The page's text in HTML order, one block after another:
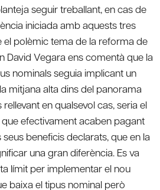
seguir treballant, en cas de
iniciada amb aquests tres
el polèmic tema de la reforma de
David Vegara ens comentà que la
nominals seguia implicant un
mitjana alta dins del panorama
en qualsevol cas, seria el
que efectivament acaben pagant
beneficis declarats, que en la
una gran diferència. Es va
límit per implementar el nou
baixa el tipus nominal però